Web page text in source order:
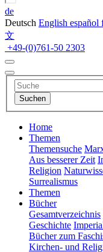
de
Deutsch English español
文
+49-(0)761-50 2303
Home
Themen
Themensuche
Aus besserer Zeit
Religion
Surrealismus
Themen
Bücher
Gesamtverzeichnis
Geschichte
Bücher zum
Kirchen- und